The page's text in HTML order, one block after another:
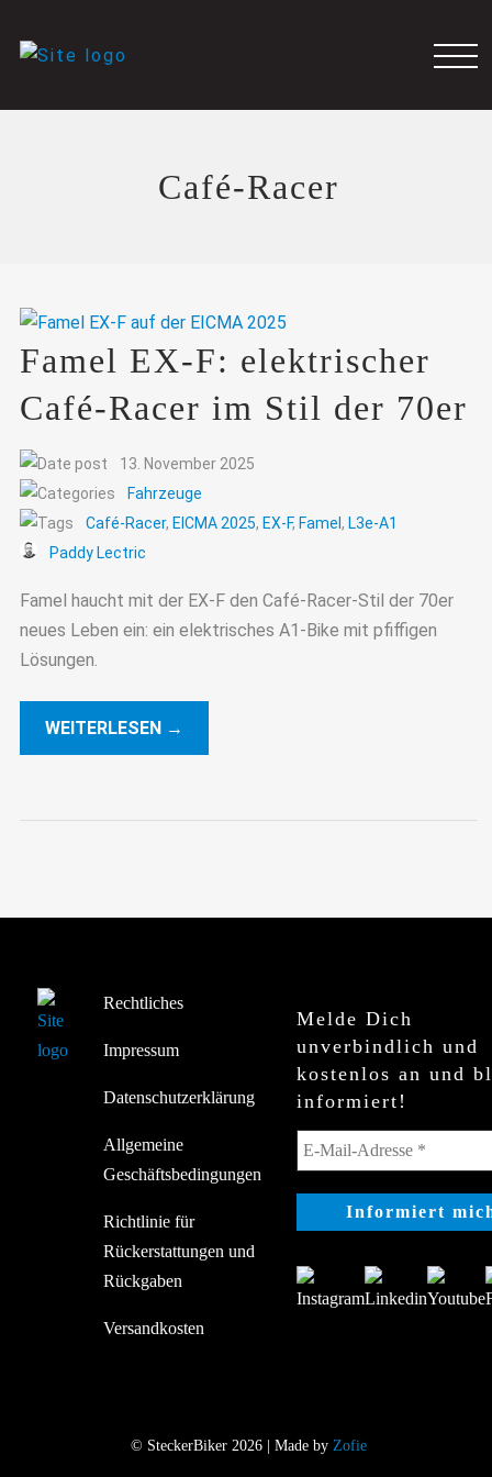
Café-Racer
Famel EX-F: elektrischer
Café-Racer im Stil der 70er
13. November 2025
Fahrzeuge
Café-Racer, EICMA 2025, EX-F, Famel , L3e-A1
Paddy Lectric
Famel haucht mit der EX-F den Café-Racer-Stil der 70er
neues Leben ein: ein elektrisches A1-Bike mit pfiffigen
Lösungen.
WEITERLESEN →
Rechtliches
Impressum
Datenschutzerklärung
Allgemeine
Geschäftsbedingungen
Richtlinie für
Rückerstattungen und
Rückgaben
Versandkosten
Melde Dich
unverbindlich und
kostenlos an und
informiert!
© SteckerBiker 2026 | Made by Zofie